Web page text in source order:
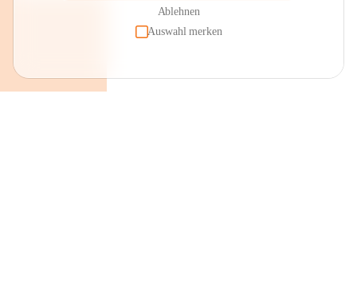
Ablehnen
Auswahl merken